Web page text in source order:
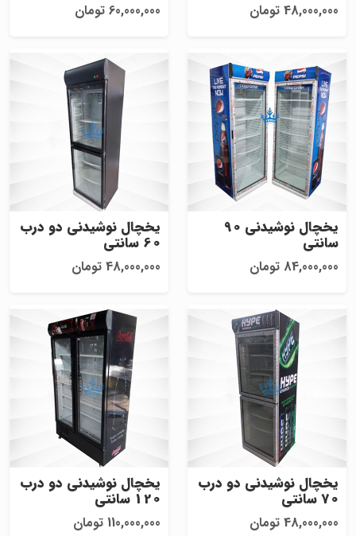
48,000,000 تومان 60,000,000 تومان
یخچال نوشیدنی 90
سانتی
84,000,000 تومان
یخچال نوشیدنی دو درب
60 سانتی
48,000,000 تومان
یخچال نوشیدنی دو درب
70 سانتی
48,000,000 تومان
یخچال نوشیدنی دو درب
120 سانتی
110,000,000 تومان